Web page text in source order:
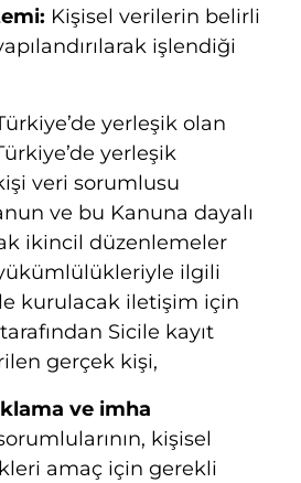
Kişisel verilerin belirli
işlendiği
yerleşik olan
yerleşik
veri sorumlusu
ve bu Kanuna dayalı
ikincil düzenlemeler
ilgili
kurulacak iletişim için
Sicile kayıt
gerçek kişi,
ve imha
kişisel
amaç için gerekli